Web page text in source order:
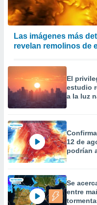
Las imágenes más
revelan remolinos de
El
estudio
a la luz
12 de
podrían
Se
entre